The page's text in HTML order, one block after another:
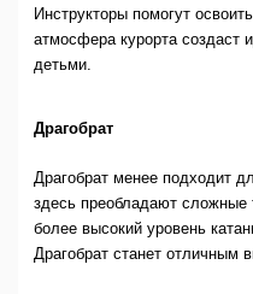
Инструкторы помогут
атмосфера курорта создаст
детьми.
Драгобрат
Драгобрат менее подходит
здесь преобладают
более высокий уровень
Драгобрат станет отличным